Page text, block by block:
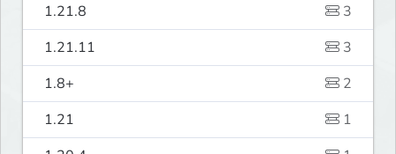
1.21.8
3
1.21.11
3
1.8+
2
1.21
1